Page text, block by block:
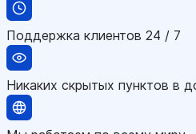
Поддержка клиентов 24 / 7
Никаких скрытых пунктов в